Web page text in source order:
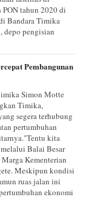
PON tahun 2020 di
Bandara Timika
depo pengisian
Pembangunan
Simon Motte
Timika,
segera terhubung
pertumbuhan
kita
Balai Besar
Kementerian
Meskipun kondisi
ruas jalan ini
ekonomi